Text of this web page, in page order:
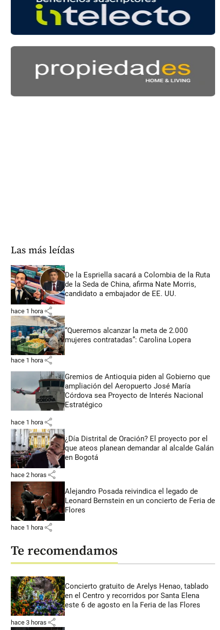
Las más leídas
De la Espriella sacará a Colombia de la Ruta
de la Seda de China, afirma Nate Morris,
candidato a embajador de EE. UU.
hace 1 hora share
“Queremos alcanzar la meta de 2.000
mujeres contratadas”: Carolina Lopera
hace 1 hora share
Gremios de Antioquia piden al Gobierno que
ampliación del Aeropuerto José María
Córdova sea Proyecto de Interés Nacional
Estratégico
hace 1 hora share
¿Día Distrital de Oración? El proyecto por el
que ateos planean demandar al alcalde Galán
en Bogotá
hace 2 horas share
Alejandro Posada reivindica el legado de
Leonard Bernstein en un concierto de Feria de
Flores
hace 1 hora share
Te recomendamos
Concierto gratuito de Arelys Henao, tablado
en el Centro y recorridos por Santa Elena
este 6 de agosto en la Feria de las Flores
hace 3 horas share